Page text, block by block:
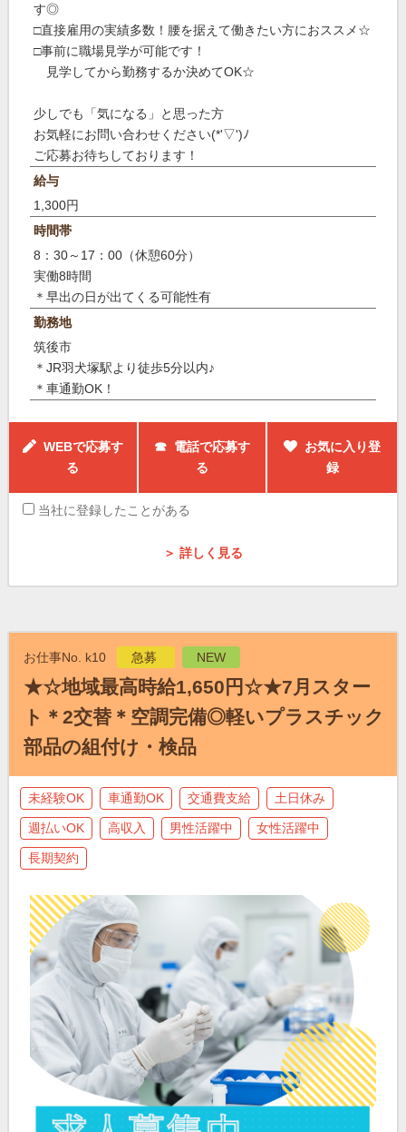
す◎
□直接雇用の実績多数！腰を据えて働きたい方におススメ☆
□事前に職場見学が可能です！
見学してから勤務するか決めてOK☆
少しでも「気になる」と思った方
お気軽にお問い合わせください(*'▽')ﾉ
ご応募お待ちしております！
給与
1,300円
時間帯
8：30～17：00（休憩60分）
実働8時間
＊早出の日が出てくる可能性有
勤務地
筑後市
＊JR羽犬塚駅より徒歩5分以内♪
＊車通勤OK！
WEBで応募す
る
☎ 電話で応募す
る
お気に入り登
録
当社に登録したことがある
＞ 詳しく見る
お仕事No. k10 急募 NEW
★☆地域最高時給1,650円☆★7月スター
ト＊2交替＊空調完備◎軽いプラスチック
部品の組付け・検品
未経験OK 車通勤OK 交通費支給 土日休み
週払いOK 高収入 男性活躍中 女性活躍中
長期契約